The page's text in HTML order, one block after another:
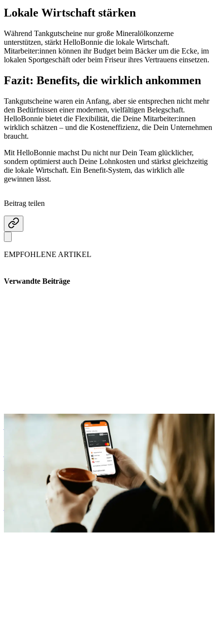
Lokale Wirtschaft stärken
Während Tankgutscheine nur große Mineralölkonzerne
unterstützen, stärkt HelloBonnie die lokale Wirtschaft.
Mitarbeiter:innen können ihr Budget beim Bäcker um die Ecke, im
lokalen Sportgeschäft oder beim Friseur ihres Vertrauens einsetzen.
Fazit: Benefits, die wirklich ankommen
Tankgutscheine waren ein Anfang, aber sie entsprechen nicht mehr
den Bedürfnissen einer modernen, vielfältigen Belegschaft.
HelloBonnie bietet die Flexibilität, die Deine Mitarbeiter:innen
wirklich schätzen – und die Kosteneffizienz, die Dein Unternehmen
braucht.
Mit HelloBonnie machst Du nicht nur Dein Team glücklicher,
sondern optimierst auch Deine Lohnkosten und stärkst gleichzeitig
die lokale Wirtschaft. Ein Benefit-System, das wirklich alle
gewinnen lässt.
Beitrag teilen
EMPFOHLENE ARTIKEL
Verwandte Beiträge
Unser Onboarding: So startet Dein Unternehmen mit flexiblen